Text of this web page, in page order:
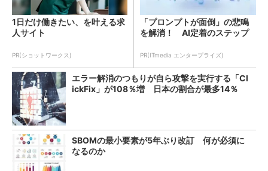
1日だけ働きたい、を叶える求
人サイト
PR(ショットワークス)
「プロンプトが面倒」の悲鳴
を解消！ AI定着のステップ
PR(ITmedia エンタープライズ)
エラー解消のつもりが自ら攻撃を実行する「Cl
ickFix」が108％増 日本の割合が最多14％
SBOMの最小要素が5年ぶり改訂 何が必須に
なるのか